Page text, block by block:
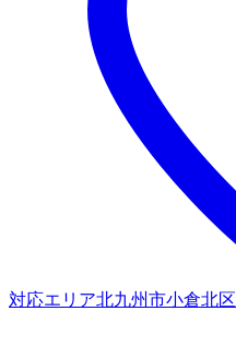
対応エリア北九州市小倉北区